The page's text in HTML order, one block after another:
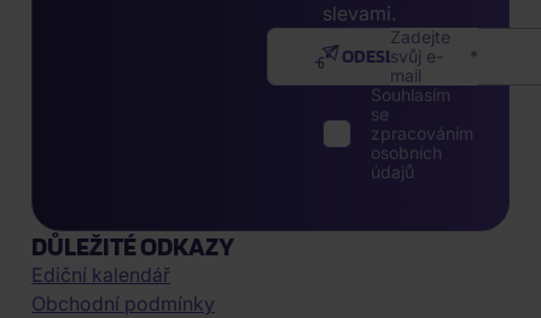
slevami.
Zadejte
svůj e-
mail
ODESLAT
Souhlasím
se
zpracováním
osobních
údajů
DŮLEŽITÉ ODKAZY
Ediční kalendář
Obchodní podmínky